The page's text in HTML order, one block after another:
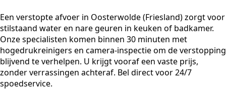
Een verstopte afvoer in Oosterwolde (Friesland) zorgt voor
stilstaand water en nare geuren in keuken of badkamer.
Onze specialisten komen binnen 30 minuten met
hogedrukreinigers en camera-inspectie om de verstopping
blijvend te verhelpen. U krijgt vooraf een vaste prijs,
zonder verrassingen achteraf. Bel direct voor 24/7
spoedservice.